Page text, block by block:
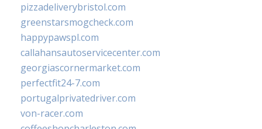
pizzadeliverybristol.com
greenstarsmogcheck.com
happypawspl.com
callahansautoservicecenter.com
georgiascornermarket.com
perfectfit24-7.com
portugalprivatedriver.com
von-racer.com